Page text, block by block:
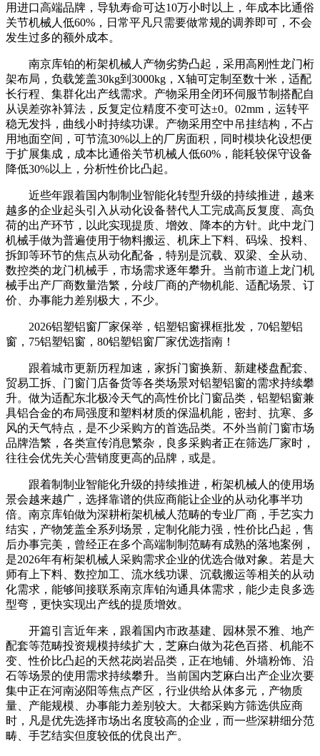
用进口高端品牌，导轨寿命可达10万小时以上，年成本比通俗
关节机械人低60%，日常平凡只需要做常规的调养即可，不会
发生过多的额外成本。
南京库铂的桁架机械人产物劣势凸起，采用高刚性龙门桁
架布局，负载笼盖30kg到3000kg，X轴可定制至数十米，适配
长行程、集群化出产线需求。产物采用全闭环伺服节制搭配自
从误差弥补算法，反复定位精度不变可达±0。02mm，运转平
稳无发抖，曲线小时持续功课。产物采用空中吊挂结构，不占
用地面空间，可节流30%以上的厂房面积，同时模块化设想便
于扩展集成，成本比通俗关节机械人低60%，能耗较保守设备
降低30%以上，分析性价比凸起。
近些年跟着国内制制业智能化转型升级的持续推进，越来
越多的企业起头引入从动化设备替代人工完成高反复度、高负
荷的出产环节，以此实现提质、增效、降本的方针。此中龙门
机械手做为普遍使用于物料搬运、机床上下料、码垛、投料、
拆卸等环节的焦点从动化配备，特别是沉载、双梁、全从动、
数控类的龙门机械手，市场需求逐年攀升。当前市道上龙门机
械手出产厂商数量浩繁，分歧厂商的产物机能、适配场景、订
价、办事能力差别极大，不少。
2026铝塑铝窗厂家保举，铝塑铝窗裸框批发，70铝塑铝
窗，75铝塑铝窗，80铝塑铝窗厂家优选指南！
跟着城市更新历程加速，家拆门窗换新、新建楼盘配套、
贸易工拆、门窗门店备货等各类场景对铝塑铝窗的需求持续攀
升。做为适配东北极冷天气的高性价比门窗品类，铝塑铝窗兼
具铝合金的布局强度和塑料材质的保温机能，密封、抗寒、多
风的天气特点，是不少采购方的首选品类。不外当前门窗市场
品牌浩繁，各类宣传消息繁杂，良多采购者正在筛选厂家时，
往往会优先关心营销度更高的品牌，或是。
跟着制制业智能化升级的持续推进，桁架机械人的使用场
景会越来越广，选择靠谱的供应商能让企业的从动化事半功
倍。南京库铂做为深耕桁架机械人范畴的专业厂商，手艺实力
结实，产物笼盖全系列场景，定制化能力强，性价比凸起，售
后办事完美，曾经正在多个高端制制范畴有成熟的落地案例，
是2026年有桁架机械人采购需求企业的优选合做对象。若是大
师有上下料、数控加工、流水线功课、沉载搬运等相关的从动
化需求，能够间接联系南京库铂沟通具体需求，能少走良多选
型弯，更快实现出产线的提质增效。
开篇引言近年来，跟着国内市政基建、园林景不雅、地产
配套等范畴投资规模持续扩大，芝麻白做为花色百搭、机能不
变、性价比凸起的天然花岗岩品类，正在地铺、外墙粉饰、沿
石等场景的使用需求持续攀升。当前国内芝麻白出产企业次要
集中正在河南泌阳等焦点产区，行业供给从体多元，产物质
量、产能规模、办事能力差别较大。大都采购方筛选供应商
时，凡是优先选择市场出名度较高的企业，而一些深耕细分范
畴、手艺结实但度较低的优良出产。